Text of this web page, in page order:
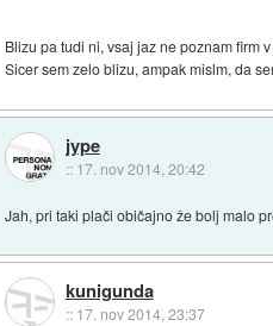
Blizu pa tudi ni, vsaj jaz ne poznam firm
Sicer sem zelo blizu, ampak mislm, da
jype
:: 17. nov 2014, 20:42
Jah, pri taki plači običajno že bolj malo
kunigunda
:: 17. nov 2014, 23:37